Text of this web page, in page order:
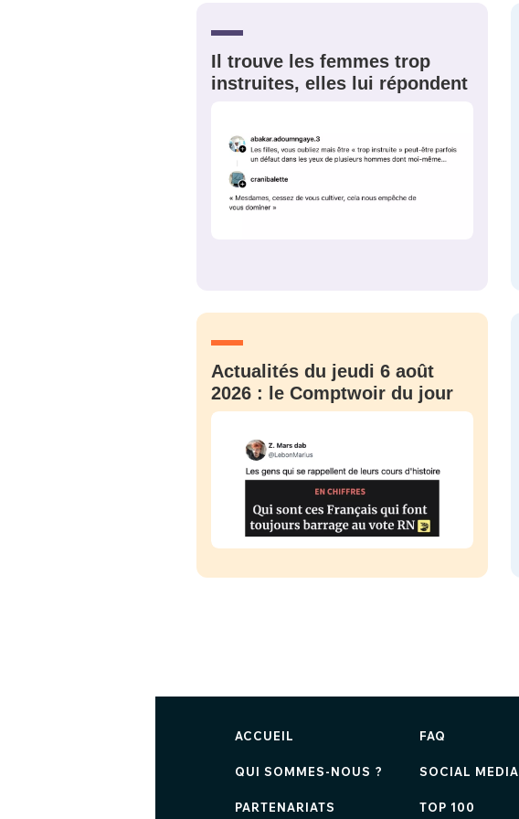
Il trouve les femmes trop
instruites, elles lui répondent
Actualités du jeudi 6 août
2026 : le Comptwoir du jour
ACCUEIL
QUI SOMMES-NOUS ?
PARTENARIATS
FAQ
SOCIAL MEDIA
TOP 100
PASSWORD*
JE M'INSCRIS
tweets